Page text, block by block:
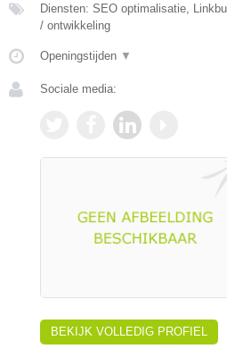
Diensten: SEO optimalisatie,
/ ontwikkeling
Openingstijden ▼
Sociale media:
BEKIJK VOLLEDIG PROFIEL